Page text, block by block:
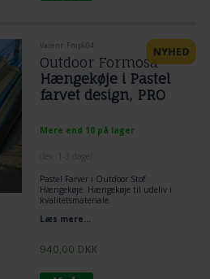
Varenr. Fmp604
Outdoor Formosa
Hængekøje i Pastel
farvet design, PRO
Mere end 10 på lager
Pastel Farver i Outdoor Stof
Hængekøje. Hængekøje til udeliv i
kvalitetsmateriale.
endesnorre.
Læs mere...
940,00 DKK